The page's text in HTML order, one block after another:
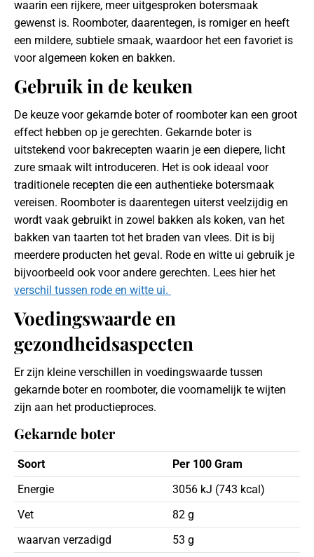
waarin een rijkere, meer uitgesproken botersmaak
gewenst is. Roomboter, daarentegen, is romiger en heeft
een mildere, subtiele smaak, waardoor het een favoriet is
voor algemeen koken en bakken.
Gebruik in de keuken
De keuze voor gekarnde boter of roomboter kan een groot
effect hebben op je gerechten. Gekarnde boter is
uitstekend voor bakrecepten waarin je een diepere, licht
zure smaak wilt introduceren. Het is ook ideaal voor
traditionele recepten die een authentieke botersmaak
vereisen. Roomboter is daarentegen uiterst veelzijdig en
wordt vaak gebruikt in zowel bakken als koken, van het
bakken van taarten tot het braden van vlees. Dit is bij
meerdere producten het geval. Rode en witte ui gebruik je
bijvoorbeeld ook voor andere gerechten. Lees hier het
verschil tussen rode en witte ui.
Voedingswaarde en
gezondheidsaspecten
Er zijn kleine verschillen in voedingswaarde tussen
gekarnde boter en roomboter, die voornamelijk te wijten
zijn aan het productieproces.
Gekarnde boter
Soort
Per 100 Gram
Energie
3056 kJ (743 kcal)
Vet
82 g
waarvan verzadigd
53 g